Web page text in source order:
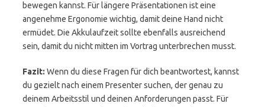
bewegen kannst. Für längere Präsentationen ist eine
angenehme Ergonomie wichtig, damit deine Hand nicht
ermüdet. Die Akkulaufzeit sollte ebenfalls ausreichend
sein, damit du nicht mitten im Vortrag unterbrechen musst.
Fazit: Wenn du diese Fragen für dich beantwortest, kannst
du gezielt nach einem Presenter suchen, der genau zu
deinem Arbeitsstil und deinen Anforderungen passt. Für